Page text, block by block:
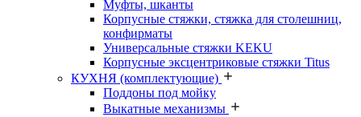
Муфты, шканты
Корпусные стяжки, стяжка для столешниц,
конфирматы
Универсальные стяжки KEKU
Корпусные эксцентриковые стяжки Titus
КУХНЯ (комплектующие)
Поддоны под мойку
Выкатные механизмы